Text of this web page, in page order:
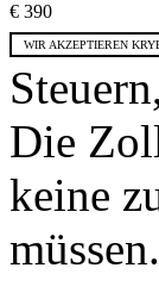
€ 390
WIR AKZEPTIEREN
Die
keine
müssen.